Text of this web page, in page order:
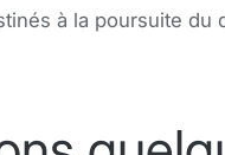
à la poursuite du